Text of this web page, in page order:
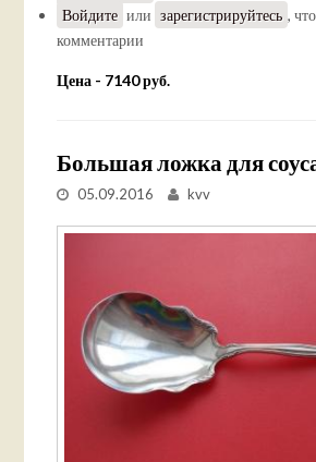
Войдите или зарегистрируйтесь ,
комментарии
Цена - 7140 руб.
Большая ложка для
05.09.2016 kvv